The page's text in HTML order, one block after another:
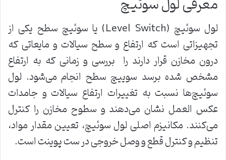
لول سوئیچ (Level Switch) یا سوئیچ سطح یکی از
تجهیزاتی است که ارتفاع و سطح سیالات و مایعاتی که
درون مخازن قرار دارند را بررسی و زمانی که به ارتفاع
مشخص شده برسد سوییچ سطح انجام می‌شود. لول
سوئیچ‌ها نسبت به تغییرات ارتفاع سیالات و جامدات
عکس العمل نشان می‌دهند و سطوح مخازن را کنترل
می‌کنند. مکانیزم اصلی لول سوئیچ، تعیین مقدار مواد،
تنظیم و کنترل قطع و وصل خروجی در ست پوینت است.